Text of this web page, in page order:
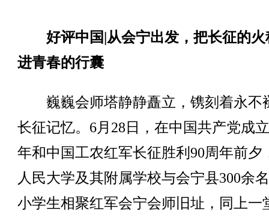
好评中国|从会宁出发，把长征的火
进青春的行囊
巍巍会师塔静静矗立，镌刻着永不
长征记忆。6月28日，在中国共产党成
年和中国工农红军长征胜利90周年前夕
人民大学及其附属学校与会宁县300余
小学生相聚红军会宁会师旧址，同上一